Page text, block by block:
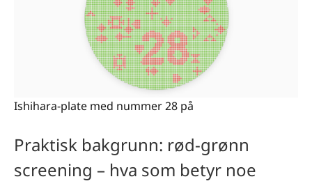
Ishihara-plate med nummer 28 på
Praktisk bakgrunn: rød-grønn
screening – hva som betyr noe